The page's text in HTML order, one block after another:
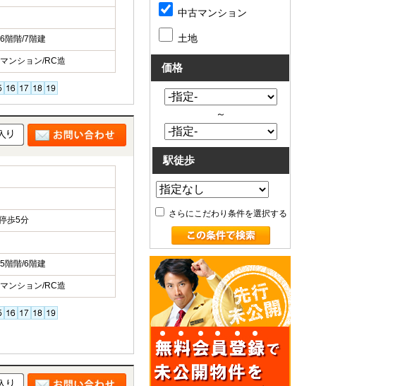
6階階/7階建
マンション/RC造
歩5分
5階階/6階建
マンション/RC造
中古マンション
土地
価格
～
駅徒歩
さらにこだわり条件を選択する